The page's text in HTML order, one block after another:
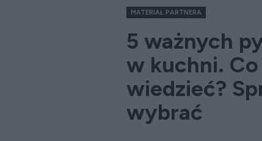
MATERIAŁ PARTNERA
5 ważnych
w kuchni.
wiedzieć?
wybrać